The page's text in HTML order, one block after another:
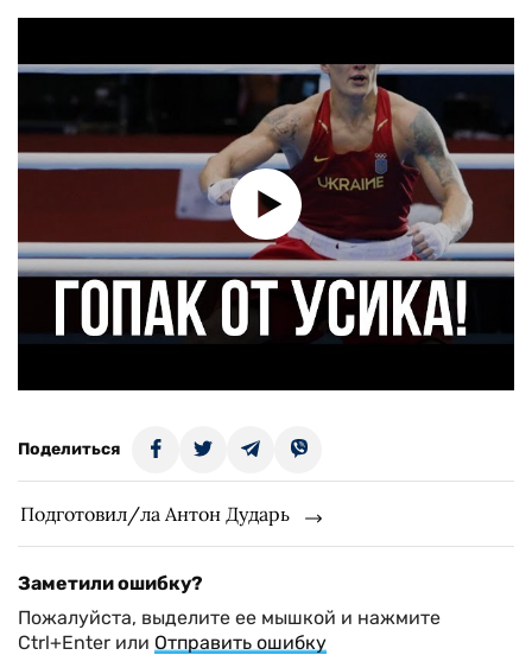
Поделиться
Подготовил/ла Антон Дударь
Заметили ошибку?
Пожалуйста, выделите ее мышкой и нажмите
Ctrl+Enter или Отправить ошибку